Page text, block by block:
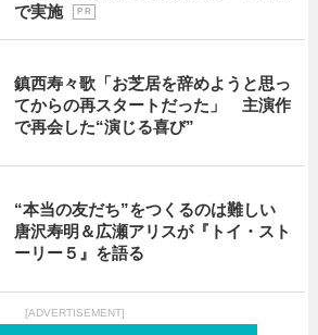
で実施
P R
鎮西寿々歌「お芝居を辞めようと思っ
てからの再スタートだった」 主演作
で再会した“演じる喜び”
“本当の友だち”をつくるのは難しい
唐沢寿明＆広瀬アリスが『トイ・スト
ーリー５』を語る
[ADVERTISEMENT]